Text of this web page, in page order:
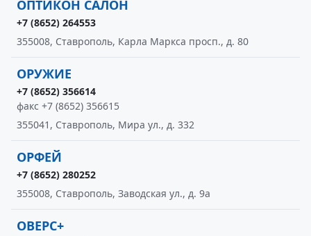
ОПТИКОН САЛОН
+7 (8652) 264553
355008, Ставрополь, Карла Маркса просп., д. 80
ОРУЖИЕ
+7 (8652) 356614
факс +7 (8652) 356615
355041, Ставрополь, Мира ул., д. 332
ОРФЕЙ
+7 (8652) 280252
355008, Ставрополь, Заводская ул., д. 9а
ОВЕРС+